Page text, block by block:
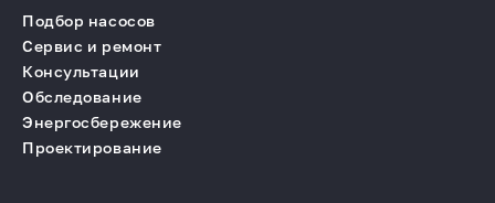
Подбор насосов
Сервис и ремонт
Консультации
Обследование
Энергосбережение
Проектирование